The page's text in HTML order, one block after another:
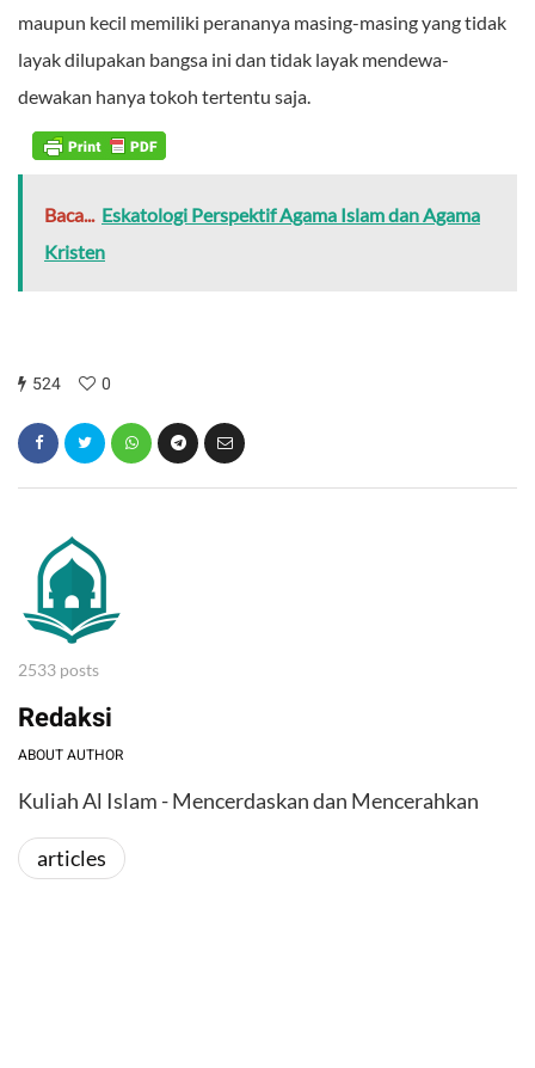
maupun kecil memiliki perananya masing-masing yang tidak
layak dilupakan bangsa ini dan tidak layak mendewa-
dewakan hanya tokoh tertentu saja.
Baca... Eskatologi Perspektif Agama Islam dan Agama
Kristen
524 0
2533 posts
Redaksi
ABOUT AUTHOR
Kuliah Al Islam - Mencerdaskan dan Mencerahkan
articles